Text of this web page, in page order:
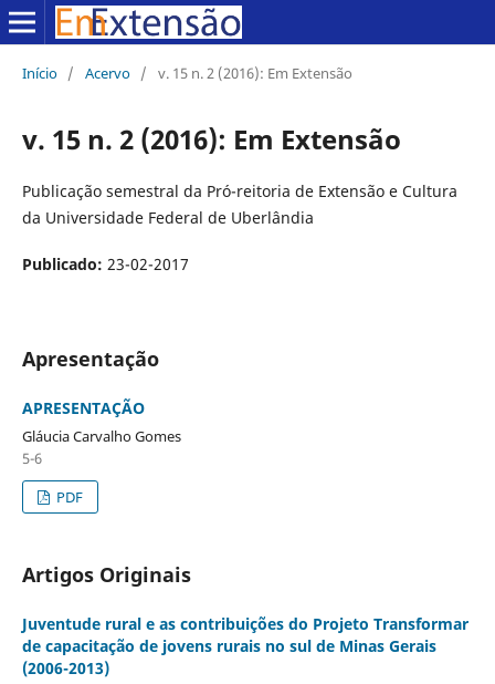
Início / Acervo / v. 15 n. 2 (2016): Em Extensão
v. 15 n. 2 (2016): Em Extensão
Publicação semestral da Pró-reitoria de Extensão e Cultura
da Universidade Federal de Uberlândia
Publicado: 23-02-2017
Apresentação
APRESENTAÇÃO
Gláucia Carvalho Gomes
5-6
PDF
Artigos Originais
Juventude rural e as contribuições do Projeto Transformar
de capacitação de jovens rurais no sul de Minas Gerais
(2006-2013)